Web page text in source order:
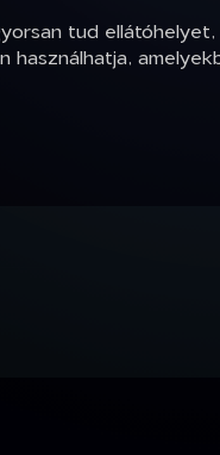
tud